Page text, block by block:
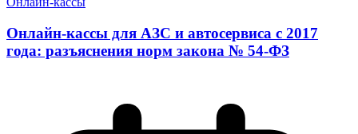
Онлайн-кассы для АЗС и автосервиса с 2017
года: разъяснения норм закона № 54-ФЗ